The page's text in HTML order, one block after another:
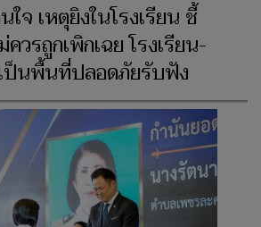
ใจ เหตุยิงในโรงเรียน ชี้
วรถูกเพิกเฉย โรงเรียน-
ป็นพื้นที่ปลอดภัยรับฟัง